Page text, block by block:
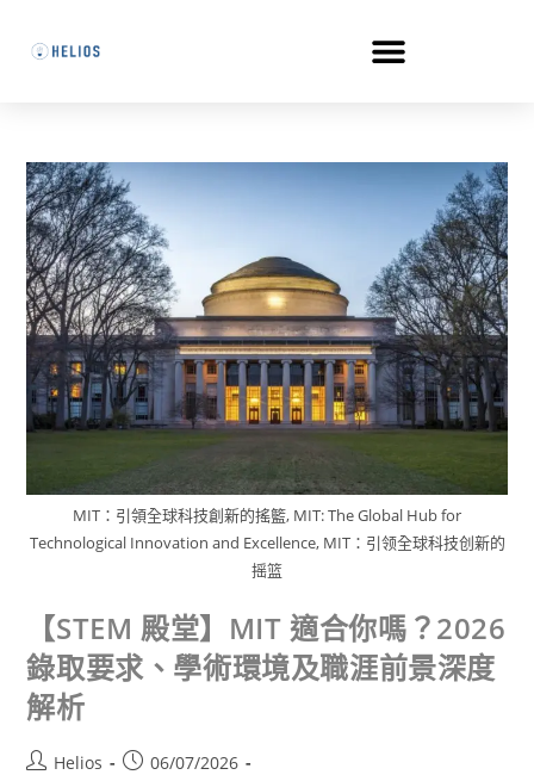
MIT：引領全球科技創新的搖籃, MIT: The Global Hub for
Technological Innovation and Excellence, MIT：引领全球科技创新的
摇篮
【STEM 殿堂】MIT 適合你嗎？2026
錄取要求、學術環境及職涯前景深度
解析
Helios
06/07/2026